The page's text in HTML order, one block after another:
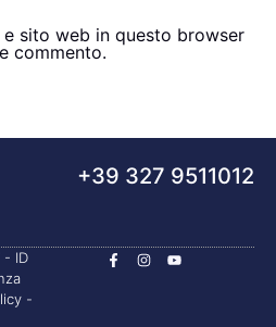
sito web in questo browser
commento.
+39 327 9511012
- ID
-